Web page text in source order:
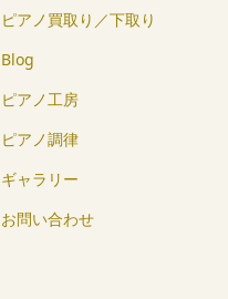
ピアノ買取り／下取り
Blog
ピアノ工房
ピアノ調律
ギャラリー
お問い合わせ